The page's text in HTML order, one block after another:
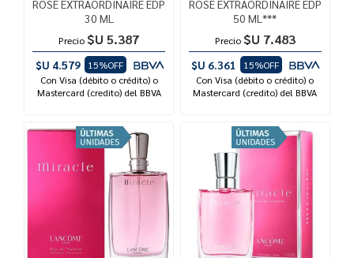
ROSE EXTRAORDINAIRE EDP
30 ML
Precio $U 5.387
$U 4.579
15%OFF
Con Visa (débito o crédito) o
Mastercard (credito) del BBVA
ROSE EXTRAORDINAIRE EDP
50 ML***
Precio $U 7.483
$U 6.361
15%OFF
Con Visa (débito o crédito) o
Mastercard (credito) del BBVA